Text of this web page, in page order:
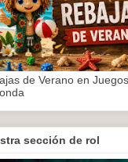
de Verano en
sección de rol